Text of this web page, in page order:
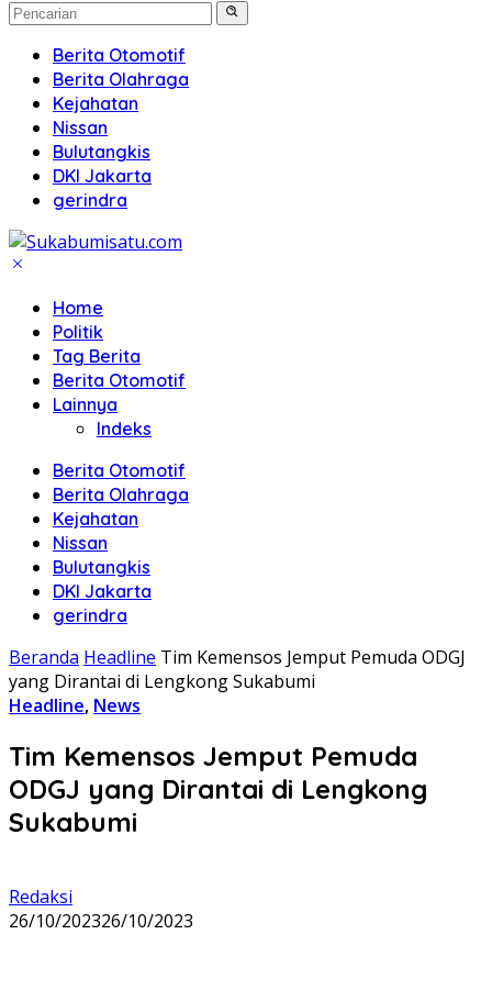
Berita Otomotif
Berita Olahraga
Kejahatan
Nissan
Bulutangkis
DKI Jakarta
gerindra
Home
Politik
Tag Berita
Berita Otomotif
Lainnya
Indeks
Berita Otomotif
Berita Olahraga
Kejahatan
Nissan
Bulutangkis
DKI Jakarta
gerindra
Beranda Headline Tim Kemensos Jemput Pemuda ODGJ
yang Dirantai di Lengkong Sukabumi
Headline, News
Tim Kemensos Jemput Pemuda
ODGJ yang Dirantai di Lengkong
Sukabumi
Redaksi
26/10/202326/10/2023